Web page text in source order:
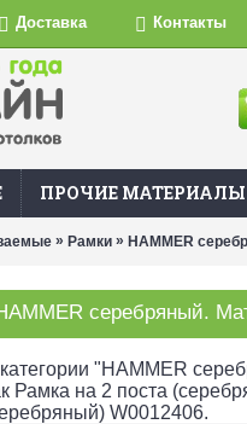
Доставка Контакты
ПРОЧИЕ МАТЕРИАЛЫ
» Рамки » HAMMER
серебряный.
"HAMMER
Рамка на 2 поста
W0012406.